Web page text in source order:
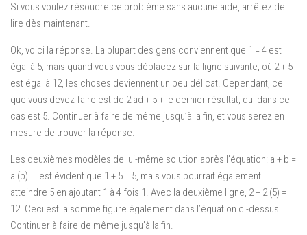
Si vous voulez résoudre ce problème sans aucune aide, arrêtez de
lire dès maintenant.
Ok, voici la réponse. La plupart des gens conviennent que 1 = 4 est
égal à 5, mais quand vous vous déplacez sur la ligne suivante, où 2 + 5
est égal à 12, les choses deviennent un peu délicat. Cependant, ce
que vous devez faire est de 2 ad + 5 + le dernier résultat, qui dans ce
cas est 5. Continuer à faire de même jusqu’à la fin, et vous serez en
mesure de trouver la réponse.
Les deuxièmes modèles de lui-même solution après l’équation: a + b =
a (b). Il est évident que 1 + 5 = 5, mais vous pourrait également
atteindre 5 en ajoutant 1 à 4 fois 1. Avec la deuxième ligne, 2 + 2 (5) =
12. Ceci est la somme figure également dans l’équation ci-dessus.
Continuer à faire de même jusqu’à la fin.